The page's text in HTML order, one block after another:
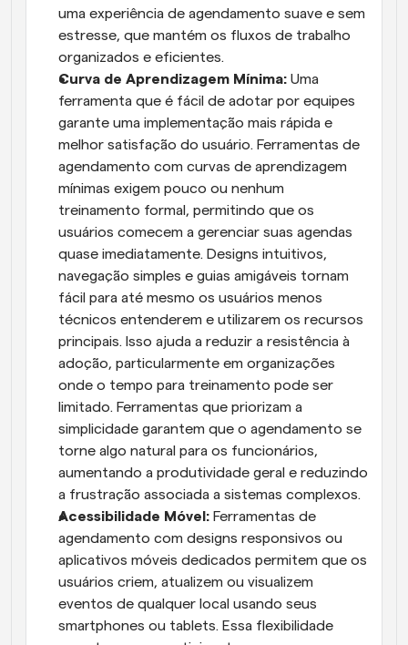
uma experiência de agendamento suave e sem
estresse, que mantém os fluxos de trabalho
organizados e eficientes.
Curva de Aprendizagem Mínima: Uma
ferramenta que é fácil de adotar por equipes
garante uma implementação mais rápida e
melhor satisfação do usuário. Ferramentas de
agendamento com curvas de aprendizagem
mínimas exigem pouco ou nenhum
treinamento formal, permitindo que os
usuários comecem a gerenciar suas agendas
quase imediatamente. Designs intuitivos,
navegação simples e guias amigáveis tornam
fácil para até mesmo os usuários menos
técnicos entenderem e utilizarem os recursos
principais. Isso ajuda a reduzir a resistência à
adoção, particularmente em organizações
onde o tempo para treinamento pode ser
limitado. Ferramentas que priorizam a
simplicidade garantem que o agendamento se
torne algo natural para os funcionários,
aumentando a produtividade geral e reduzindo
a frustração associada a sistemas complexos.
Acessibilidade Móvel: Ferramentas de
agendamento com designs responsivos ou
aplicativos móveis dedicados permitem que os
usuários criem, atualizem ou visualizem
eventos de qualquer local usando seus
smartphones ou tablets. Essa flexibilidade